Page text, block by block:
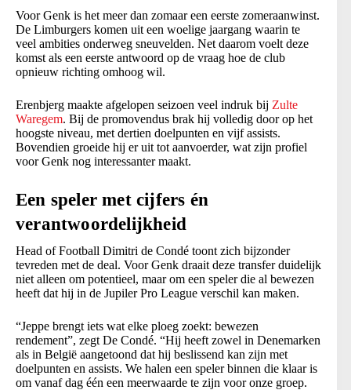
Voor Genk is het meer dan zomaar een eerste zomeraanwinst.
De Limburgers komen uit een woelige jaargang waarin te
veel ambities onderweg sneuvelden. Net daarom voelt deze
komst als een eerste antwoord op de vraag hoe de club
opnieuw richting omhoog wil.
Erenbjerg maakte afgelopen seizoen veel indruk bij Zulte
Waregem. Bij de promovendus brak hij volledig door op het
hoogste niveau, met dertien doelpunten en vijf assists.
Bovendien groeide hij er uit tot aanvoerder, wat zijn profiel
voor Genk nog interessanter maakt.
Een speler met cijfers én
verantwoordelijkheid
Head of Football Dimitri de Condé toont zich bijzonder
tevreden met de deal. Voor Genk draait deze transfer duidelijk
niet alleen om potentieel, maar om een speler die al bewezen
heeft dat hij in de Jupiler Pro League verschil kan maken.
“Jeppe brengt iets wat elke ploeg zoekt: bewezen
rendement”, zegt De Condé. “Hij heeft zowel in Denemarken
als in België aangetoond dat hij beslissend kan zijn met
doelpunten en assists. We halen een speler binnen die klaar is
om vanaf dag één een meerwaarde te zijn voor onze groep.